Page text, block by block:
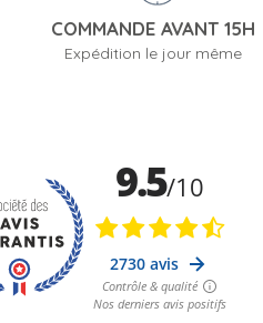
COMMANDE AVANT 15H
Expédition le jour même